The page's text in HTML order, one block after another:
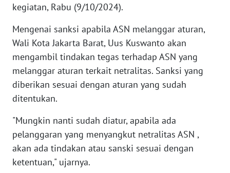
kegiatan, Rabu (9/10/2024).
Mengenai sanksi apabila ASN melanggar aturan,
Wali Kota Jakarta Barat, Uus Kuswanto akan
mengambil tindakan tegas terhadap ASN yang
melanggar aturan terkait netralitas. Sanksi yang
diberikan sesuai dengan aturan yang sudah
ditentukan.
"Mungkin nanti sudah diatur, apabila ada
pelanggaran yang menyangkut netralitas ASN ,
akan ada tindakan atau sanski sesuai dengan
ketentuan," ujarnya.
MEDIA
SIBER
REDAKSI
KARIR
DISCLAIMER
Wahana
News
Regional